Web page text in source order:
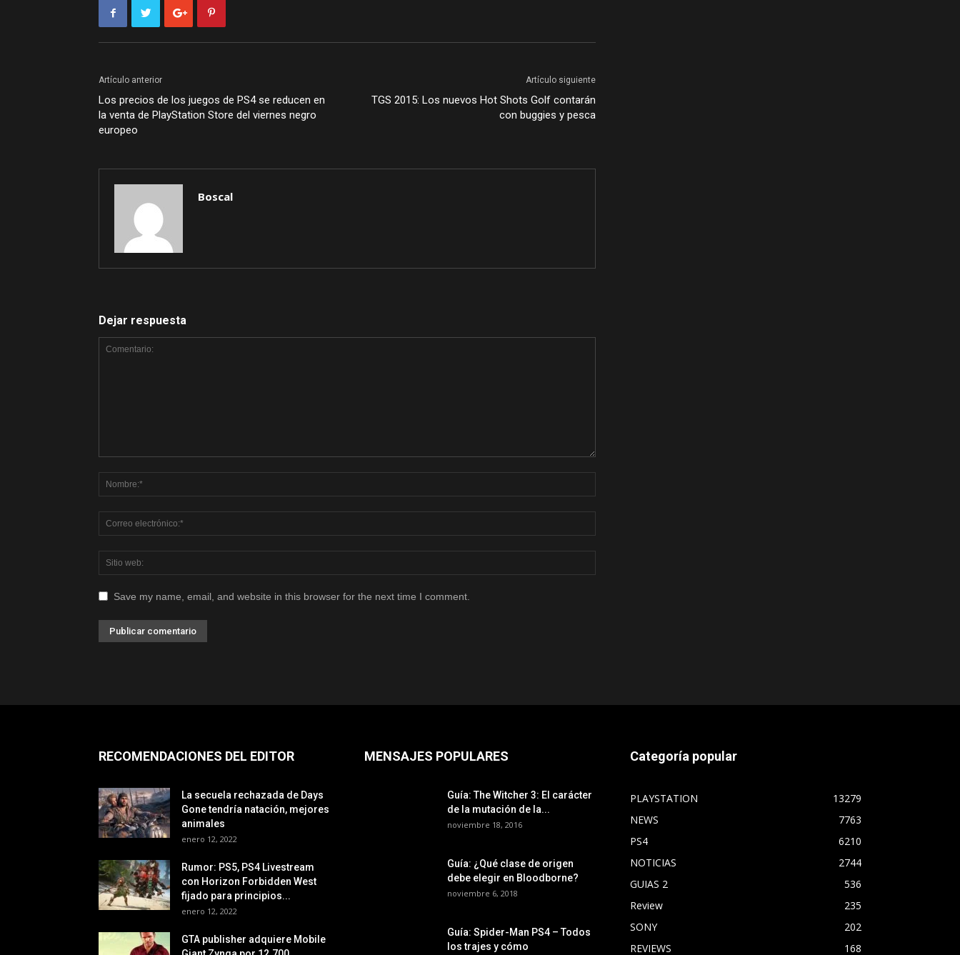
Artículo anterior
Los precios de los juegos de PS4 se reducen en
la venta de PlayStation Store del viernes negro
europeo
Artículo siguiente
TGS 2015: Los nuevos Hot Shots Golf contarán
con buggies y pesca
Boscal
Dejar respuesta
Save my name, email, and website in this browser for the next time I comment.
RECOMENDACIONES DEL EDITOR
La secuela rechazada de Days
Gone tendría natación, mejores
animales
enero 12, 2022
Rumor: PS5, PS4 Livestream
con Horizon Forbidden West
fijado para principios...
enero 12, 2022
GTA publisher adquiere Mobile
MENSAJES POPULARES
Guía: The Witcher 3: El carácter
de la mutación de la...
noviembre 18, 2016
Guía: ¿Qué clase de origen
debe elegir en Bloodborne?
noviembre 6, 2018
Guía: Spider-Man PS4 – Todos
los trajes y cómo
Categoría popular
PLAYSTATION
13279
NEWS
7763
PS4
6210
NOTICIAS
2744
GUIAS 2
536
Review
235
SONY
202
REVIEWS
168